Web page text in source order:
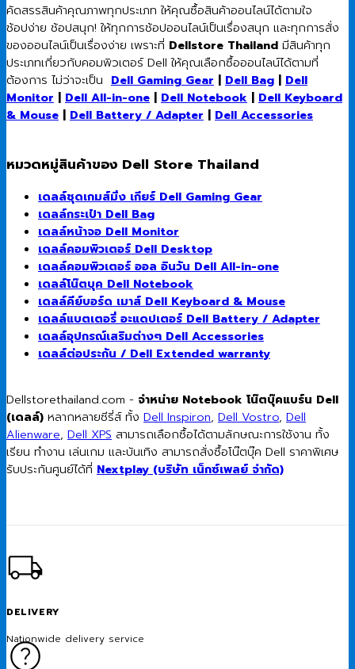
คัดสรรสินค้าคุณภาพทุกประเภท ให้คุณซื้อสินค้าออนไลน์ได้ตามใจ
ช้อปง่าย ช้อปสนุก! ให้ทุกการช้อปออนไลน์เป็นเรื่องสนุก และทุกการสั่ง
ของออนไลน์เป็นเรื่องง่าย เพราะที่ Dellstore Thailand มีสินค้าทุก
ประเภทเกี่ยวกับคอมพิวเตอร์ Dell ให้คุณเลือกซื้อออนไลน์ได้ตามที่
ต้องการ ไม่ว่าจะเป็น Dell Gaming Gear | Dell Bag | Dell
Monitor | Dell All-in-one | Dell Notebook | Dell Keyboard
& Mouse | Dell Battery / Adapter | Dell Accessories
หมวดหมู่สินค้าของ Dell Store Thailand
เดลล์ชุดเกมส์มิ่ง เกียร์ Dell Gaming Gear
เดลล์กระเป๋า Dell Bag
เดลล์หน้าจอ Dell Monitor
เดลล์คอมพิวเตอร์ Dell Desktop
เดลล์คอมพิวเตอร์ ออล อินวัน Dell All-in-one
เดลล์โน๊ตบุค Dell Notebook
เดลล์คีย์บอร์ด เมาส์ Dell Keyboard & Mouse
เดลล์แบตเตอรี่ อะแดปเตอร์ Dell Battery / Adapter
เดลล์อุปกรณ์เสริมต่างๆ Dell Accessories
เดลล์ต่อประกัน / Dell Extended warranty
Dellstorethailand.com - จำหน่าย Notebook โน๊ตบุ๊คแบร์น Dell
(เดลล์) หลากหลายซีรี่ส์ ทั้ง Dell Inspiron, Dell Vostro, Dell
Alienware, Dell XPS สามารถเลือกซื้อได้ตามลักษณะการใช้งาน ทั้ง
เรียน ทำงาน เล่นเกม และบันเทิง สามารถสั่งซื้อโน๊ตบุ๊ค Dell ราคาพิเศษ
รับประกันศูนย์ได้ที่ Nextplay (บริษัท เน็กซ์เพลย์ จำกัด)
DELIVERY
Nationwide delivery service